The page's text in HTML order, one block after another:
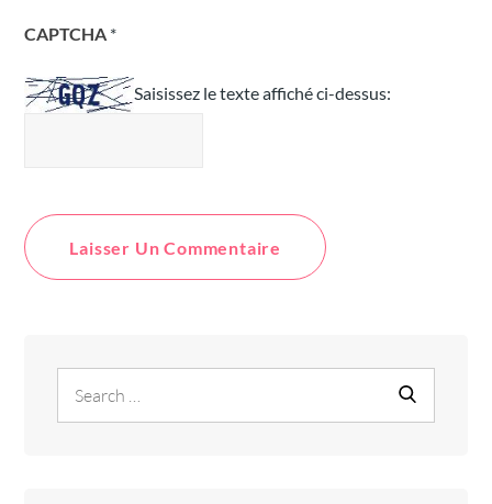
CAPTCHA *
Saisissez le texte affiché ci-dessus: